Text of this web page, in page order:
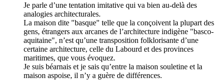
Je parle d’une tentation imitative qui va bien au-delà des
analogies architecturales.
La maison dite "basque" telle que la conçoivent la plupart des
gens, étrangers aux arcanes de l’architecture indigène "basco-
aquitaine", n’est qu’une transposition folklorisante d’une
certaine architecture, celle du Labourd et des provinces
maritimes, que vous évoquez.
Je suis béarnais et je sais qu’entre la maison souletine et la
maison aspoise, il n’y a guère de différences.